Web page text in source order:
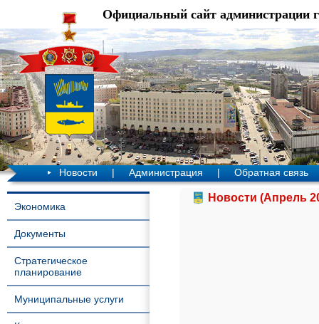
Официальный сайт администрации
Новости | Администрация | Обратная связь
Экономика
Документы
Стратегическое
планирование
Муниципальные услуги
Новости (Апрель